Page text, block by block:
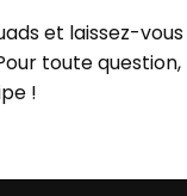
et laissez-vous
toute question,
!